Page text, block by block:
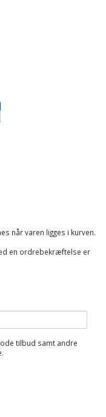
når varen ligges i kurven.
en ordrebekræftelse er
tilbud samt andre